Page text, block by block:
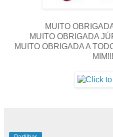
MUITO
MUITO OBRIGADA
MUITO OBRIGADA A